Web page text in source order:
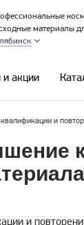
материалы
и акции
и